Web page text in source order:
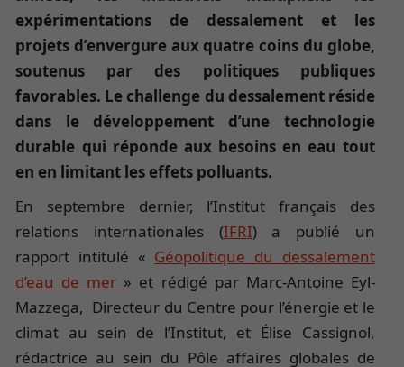
expérimentations de dessalement et les
projets d’envergure aux quatre coins du globe,
soutenus par des politiques publiques
favorables. Le challenge du dessalement réside
dans le développement d’une technologie
durable qui réponde aux besoins en eau tout
en en limitant les effets polluants.
En septembre dernier, l’Institut français des
relations internationales (IFRI) a publié un
rapport intitulé « Géopolitique du dessalement
d’eau de mer » et rédigé par Marc-Antoine Eyl-
Mazzega, Directeur du Centre pour l’énergie et le
climat au sein de l’Institut, et Élise Cassignol,
rédactrice au sein du Pôle affaires globales de